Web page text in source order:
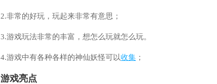
2.非常的好玩，玩起来非常有意思；
3.游戏玩法非常的丰富，想怎么玩就怎么玩。
4.游戏中有各种各样的神仙妖怪可以收集 ；
游戏亮点